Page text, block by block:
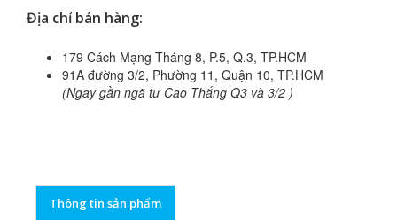
Địa chỉ bán hàng:
179 Cách Mạng Tháng 8, P.5, Q.3, TP.HCM
91A đường 3/2, Phường 11, Quận 10, TP.HCM
(Ngay gần ngã tư Cao Thắng Q3 và 3/2 )
Thông tin sản phẩm